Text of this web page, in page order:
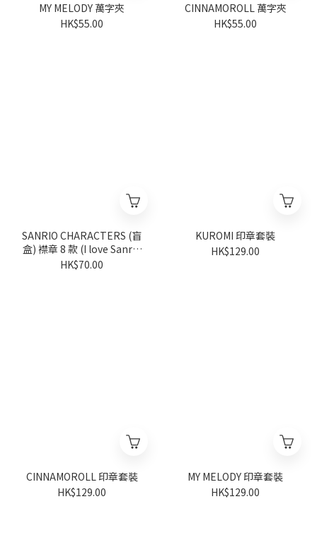
MY MELODY 萬字夾
HK$55.00
CINNAMOROLL 萬字夾
HK$55.00
SANRIO CHARACTERS (盲
盒) 襟章 8 款 (I love Sanrio
characters 系列) (隨機派發)
HK$70.00
KUROMI 印章套裝
HK$129.00
CINNAMOROLL 印章套裝
HK$129.00
MY MELODY 印章套裝
HK$129.00